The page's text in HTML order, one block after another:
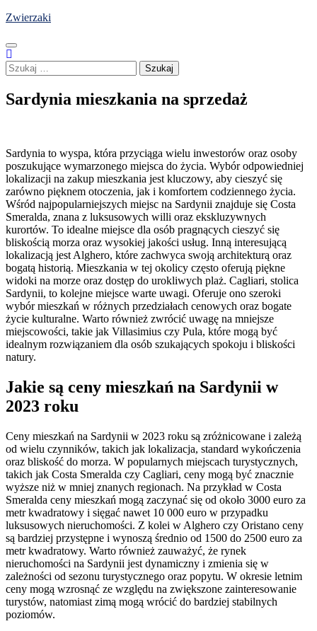
Skip
content
Zwierzaki
Szukaj:
Sardynia mieszkania na sprzedaż
Sardynia to wyspa, która przyciąga wielu inwestorów oraz osoby
poszukujące wymarzonego miejsca do życia. Wybór odpowiedniej
lokalizacji na zakup mieszkania jest kluczowy, aby cieszyć się
zarówno pięknem otoczenia, jak i komfortem codziennego życia.
Wśród najpopularniejszych miejsc na Sardynii znajduje się Costa
Smeralda, znana z luksusowych willi oraz ekskluzywnych
kurortów. To idealne miejsce dla osób pragnących cieszyć się
bliskością morza oraz wysokiej jakości usług. Inną interesującą
lokalizacją jest Alghero, które zachwyca swoją architekturą oraz
bogatą historią. Mieszkania w tej okolicy często oferują piękne
widoki na morze oraz dostęp do urokliwych plaż. Cagliari, stolica
Sardynii, to kolejne miejsce warte uwagi. Oferuje ono szeroki
wybór mieszkań w różnych przedziałach cenowych oraz bogate
życie kulturalne. Warto również zwrócić uwagę na mniejsze
miejscowości, takie jak Villasimius czy Pula, które mogą być
idealnym rozwiązaniem dla osób szukających spokoju i bliskości
natury.
Jakie są ceny mieszkań na Sardynii w
2023 roku
Ceny mieszkań na Sardynii w 2023 roku są zróżnicowane i zależą
od wielu czynników, takich jak lokalizacja, standard wykończenia
oraz bliskość do morza. W popularnych miejscach turystycznych,
takich jak Costa Smeralda czy Cagliari, ceny mogą być znacznie
wyższe niż w mniej znanych regionach. Na przykład w Costa
Smeralda ceny mieszkań mogą zaczynać się od około 3000 euro za
metr kwadratowy i sięgać nawet 10 000 euro w przypadku
luksusowych nieruchomości. Z kolei w Alghero czy Oristano ceny
są bardziej przystępne i wynoszą średnio od 1500 do 2500 euro za
metr kwadratowy. Warto również zauważyć, że rynek
nieruchomości na Sardynii jest dynamiczny i zmienia się w
zależności od sezonu turystycznego oraz popytu. W okresie letnim
ceny mogą wzrosnąć ze względu na zwiększone zainteresowanie
turystów, natomiast zimą mogą wrócić do bardziej stabilnych
poziomów.